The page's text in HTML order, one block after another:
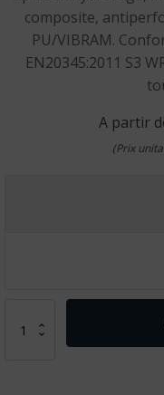
composite,
PU/VIBRAM.
EN20345:2011 S3
A partir
(Prix